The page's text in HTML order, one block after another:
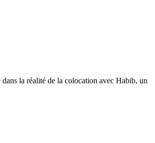
la réalité de la colocation avec Habib, un